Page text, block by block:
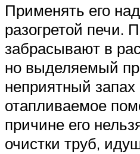
Применять его
разогретой печи.
забрасывают в
но выделяемый
неприятный
отапливаемое
причине его
очистки труб,